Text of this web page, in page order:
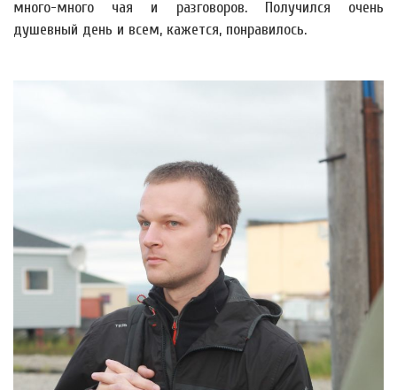
много-много чая и разговоров. Получился очень
душевный день и всем, кажется, понравилось.